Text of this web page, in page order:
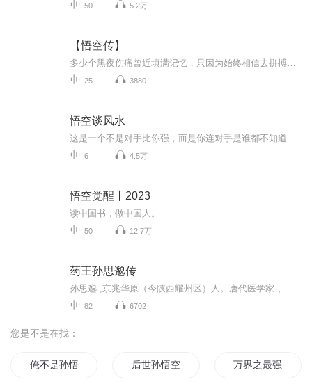
50 5.2万
【悟空传】
25 3880
悟空谈风水
6 4.5万
悟空觉醒丨2023
读中国书，做中国人。
50 12.7万
药王孙思邈传
82 6702
您是不是在找：
俺不是孙悟空 后世孙悟空 万界之最强孙悟空